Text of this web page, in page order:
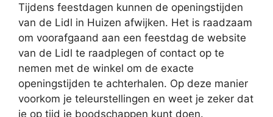
Tijdens feestdagen kunnen de openingstijden
van de Lidl in Huizen afwijken. Het is raadzaam
om voorafgaand aan een feestdag de website
van de Lidl te raadplegen of contact op te
nemen met de winkel om de exacte
openingstijden te achterhalen. Op deze manier
voorkom je teleurstellingen en weet je zeker dat
je op tijd je boodschappen kunt doen.